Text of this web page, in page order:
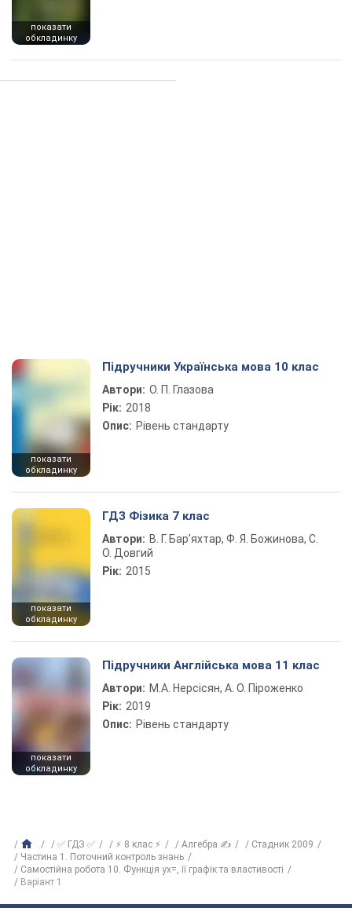
показати
обкладинку
показати
обкладинку
Підручники Українська мова 10 клас
Автори: О. П. Глазова
Рік: 2018
Опис: Рівень стандарту
показати
обкладинку
ГДЗ Фізика 7 клас
Автори: В. Г. Бар’яхтар, Ф. Я. Божинова, С.
О. Довгий
Рік: 2015
показати
обкладинку
Підручники Англійська мова 11 клас
Автори: М.А. Нерсісян, А. О. Піроженко
Рік: 2019
Опис: Рівень стандарту
✅ ГДЗ ✅ ⚡ 8 клас ⚡ Алгебра ✍
Стадник 2009
Частина 1. Поточний контроль знань
Самостійна робота 10. Функція yx=, її графік та властивості
Варіант 1